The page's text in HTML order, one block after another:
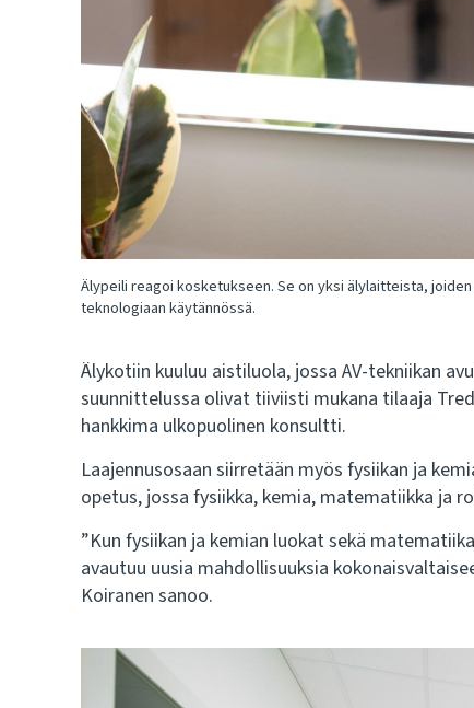
Älypeili reagoi kosketukseen. Se on yksi älylaitteista,
teknologiaan käytännössä.
Älykotiin kuuluu aistiluola, jossa AV-tekniikan
suunnittelussa olivat tiiviisti mukana tilaaja
hankkima ulkopuolinen konsultti.
Laajennusosaan siirretään myös fysiikan ja
opetus, jossa fysiikka, kemia, matematiikka ja
”Kun fysiikan ja kemian luokat sekä
avautuu uusia mahdollisuuksia
Koiranen sanoo.